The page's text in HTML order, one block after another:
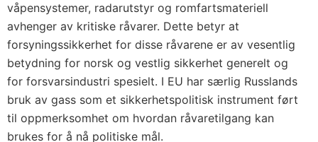
våpensystemer, radarutstyr og romfartsmateriell
avhenger av kritiske råvarer. Dette betyr at
forsyningssikkerhet for disse råvarene er av vesentlig
betydning for norsk og vestlig sikkerhet generelt og
for forsvarsindustri spesielt. I EU har særlig Russlands
bruk av gass som et sikkerhetspolitisk instrument ført
til oppmerksomhet om hvordan råvaretilgang kan
brukes for å nå politiske mål.